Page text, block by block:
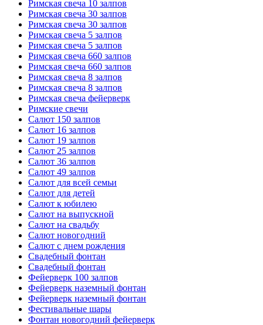
Римская свеча 10 залпов
Римская свеча 30 залпов
Римская свеча 30 залпов
Римская свеча 5 залпов
Римская свеча 5 залпов
Римская свеча 660 залпов
Римская свеча 660 залпов
Римская свеча 8 залпов
Римская свеча 8 залпов
Римская свеча фейерверк
Римские свечи
Салют 150 залпов
Салют 16 залпов
Салют 19 залпов
Салют 25 залпов
Салют 36 залпов
Салют 49 залпов
Салют для всей семьи
Салют для детей
Салют к юбилею
Салют на выпускной
Салют на свадьбу
Салют новогодний
Салют с днем рождения
Свадебный фонтан
Свадебный фонтан
Фейерверк 100 залпов
Фейерверк наземный фонтан
Фейерверк наземный фонтан
Фестивальные шары
Фонтан новогодний фейерверк